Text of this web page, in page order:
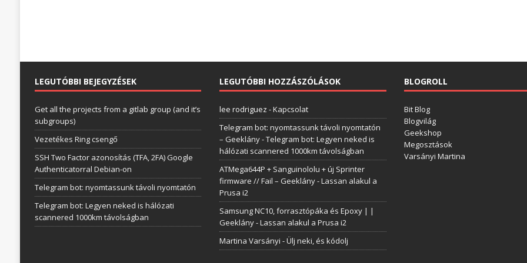
LEGUTÓBBI BEJEGYZÉSEK
Get all the projects from a gitlab group (and it’s
subgroups)
Vezetékes Ring csengő
SSH Two Factor azonosítás (TFA, 2FA) Google
Authenticatorral Debian-on
Telegram bot: nyomtassunk távoli nyomtatón
Telegram bot: Legyen neked is hálózati
scannered 1000km távolságban
LEGUTÓBBI HOZZÁSZÓLÁSOK
lee rodriguez -Kapcsolat
Telegram bot: nyomtassunk távoli nyomtatón
– Geeklány-Telegram bot: Legyen neked is
hálózati scannered 1000km távolságban
ATMega644P + Sanguinololu + új Sprinter
firmware // Fail – Geeklány-Lassan alakul a
Prusa i2
Samsung NC10, forrasztópáka és Epoxy | |
Geeklány-Lassan alakul a Prusa i2
Martina Varsányi -Ülj neki, és kódolj
BLOGROLL
Bit Blog
Blogvilág
Geekshop
Megosztások
Varsányi Martina